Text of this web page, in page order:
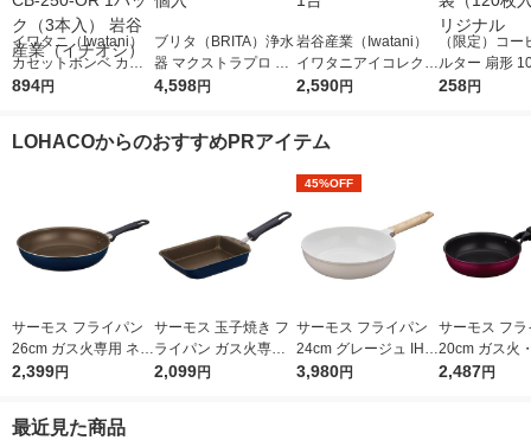
イワタニ（Iwatani）
カセットボンベ カセ
ットコンロ用 オレン
（イチオシ）
894円
ブリタ（BRITA）浄水
器 マクストラプロ 交
換用フィルター 3個入
4,598円
岩谷産業（Iwatani）
イワタニアイコレクト
アイ・コンロ ZA-9M
2,590円
（限定）コー
ルター 扇形
ズ 2〜4杯用
258円
LOHACOからのおすすめPRアイテム
サーモス フライパン
26cm ガス火専用 ネイ
ビー KFI-026 NVY 1個
2,399円
サーモス 玉子焼き フ
ライパン ガス火専用
ネイビー KFI-013E N
2,099円
45%OFF
サーモス フライパン
24cm グレージュ IH/
ガス火対応 KFO-024
3,980円
サーモス フラ
20cm ガス火
レッド KFM-
2,487円
最近見た商品